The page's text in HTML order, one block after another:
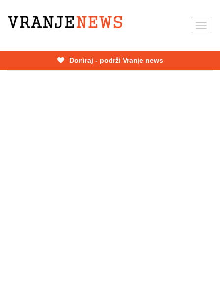
Skip
Doniraj - podrži Vranje news